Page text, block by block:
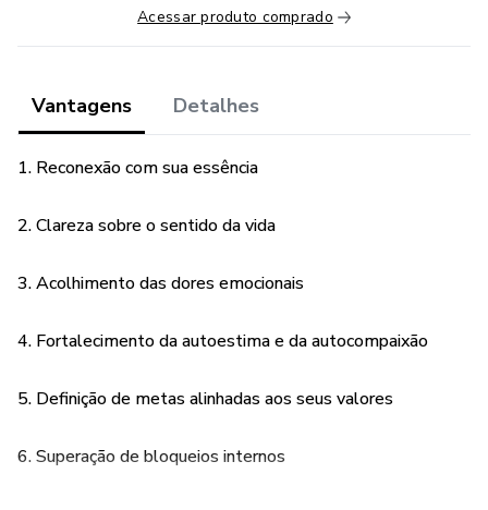
O que você vai aprender?
valores.
✅Técnicas de reflexão para transformar desafios em
significativo e satisfatório.
Prepare-se para uma jornada única de transformação
propósito que você merece viver!
Acessar produto comprado
Vantagens Detalhes
1. Reconexão com sua essência
2. Clareza sobre o sentido da vida
3. Acolhimento das dores emocionais
4. Fortalecimento da autoestima e da autocompaixão
5. Definição de metas alinhadas aos seus valores
6. Superação de bloqueios internos